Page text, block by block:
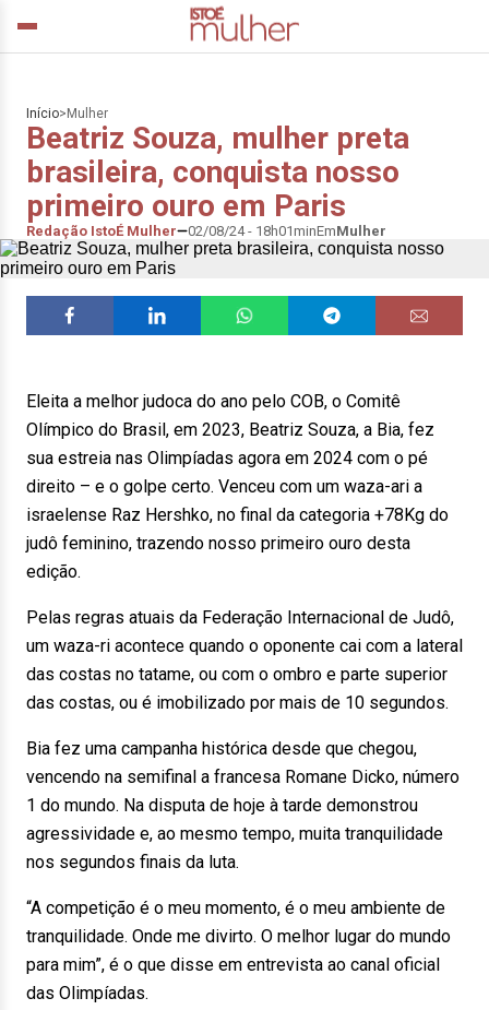
Início> Mulher
Beatriz Souza, mulher preta
brasileira, conquista nosso
primeiro ouro em Paris
Redação IstoÉ Mulher 02/08/24 - 18h01minEmMulher
Eleita a melhor judoca do ano pelo COB, o Comitê
Olímpico do Brasil, em 2023, Beatriz Souza, a Bia, fez
sua estreia nas Olimpíadas agora em 2024 com o pé
direito – e o golpe certo. Venceu com um waza-ari a
israelense Raz Hershko, no final da categoria +78Kg do
judô feminino, trazendo nosso primeiro ouro desta
edição.
Pelas regras atuais da Federação Internacional de Judô,
um waza-ri acontece quando o oponente cai com a lateral
das costas no tatame, ou com o ombro e parte superior
das costas, ou é imobilizado por mais de 10 segundos.
Bia fez uma campanha histórica desde que chegou,
vencendo na semifinal a francesa Romane Dicko, número
1 do mundo. Na disputa de hoje à tarde demonstrou
agressividade e, ao mesmo tempo, muita tranquilidade
nos segundos finais da luta.
“A competição é o meu momento, é o meu ambiente de
tranquilidade. Onde me divirto. O melhor lugar do mundo
para mim”, é o que disse em entrevista ao canal oficial
das Olimpíadas.